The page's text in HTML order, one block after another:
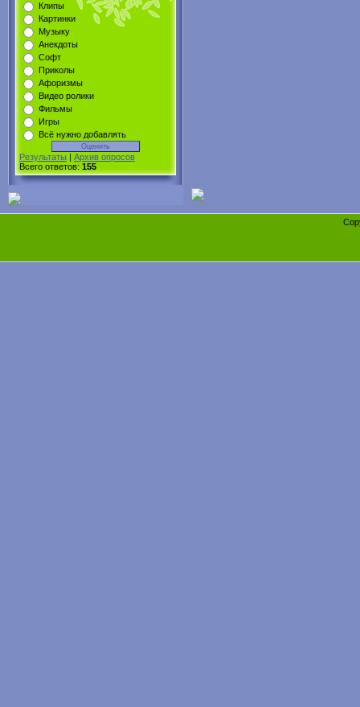
Клипы
Картинки
Музыку
Анекдоты
Софт
Приколы
Афоризмы
Видео ролики
Фильмы
Игры
Всё нужно добавлять
Результаты | Архив опросов
Всего ответов: 155